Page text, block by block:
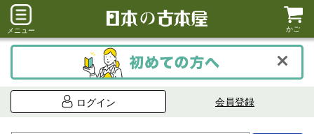
メニュー かご
ログイン 会員登録